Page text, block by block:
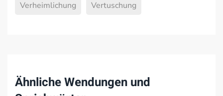
Verheimlichung Vertuschung
Ähnliche Wendungen und